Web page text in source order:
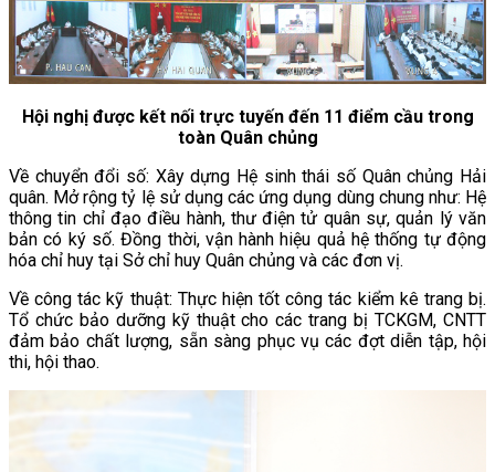
Hội nghị được kết nối trực tuyến đến 11 điểm cầu trong
toàn Quân chủng
Về chuyển đổi số: Xây dựng Hệ sinh thái số Quân chủng Hải
quân. Mở rộng tỷ lệ sử dụng các ứng dụng dùng chung như: Hệ
thông tin chỉ đạo điều hành, thư điện tử quân sự, quản lý văn
bản có ký số. Đồng thời, vận hành hiệu quả hệ thống tự động
hóa chỉ huy tại Sở chỉ huy Quân chủng và các đơn vị.
Về công tác kỹ thuật: Thực hiện tốt công tác kiểm kê trang bị.
Tổ chức bảo dưỡng kỹ thuật cho các trang bị TCKGM, CNTT
đảm bảo chất lượng, sẵn sàng phục vụ các đợt diễn tập, hội
thi, hội thao.